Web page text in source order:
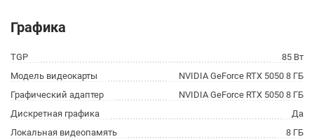
Графика
TGP
85 Вт
Модель видеокарты
NVIDIA GeForce RTX 5050 8 ГБ
Графический адаптер
NVIDIA GeForce RTX 5050 8 ГБ
Дискретная графика
Да
Локальная видеопамять
8 ГБ